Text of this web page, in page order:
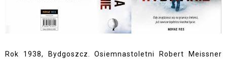
Rok 1938, Bydgoszcz. Osiemnastoletni Robert Meissner